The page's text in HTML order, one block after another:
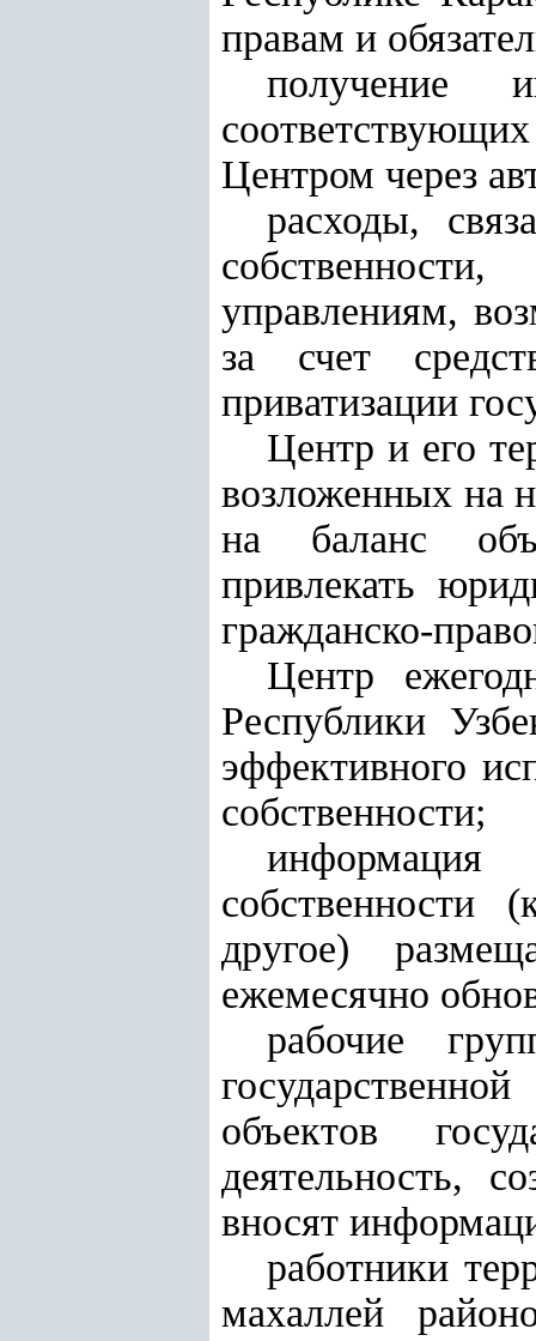
правам и
получение
Центром через
расходы,
управлениям,
за счет
приватизации
Центр и его
возложенных на
на баланс
привлекать
гражданско-
Центр
Республики
эффективного
собственности;
собственности
другое)
ежемесячно
рабочие
объектов
деятельность,
вносят
работники
махаллей